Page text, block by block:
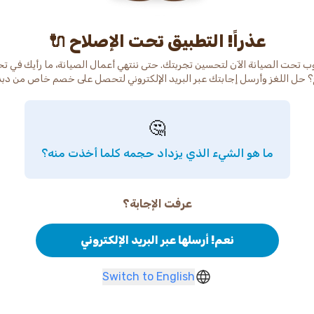
عذراً! التطبيق تحت الإصلاح 🔌
تحت الصيانة الآن لتحسين تجربتك. حتى ننتهي أعمال الصيانة، ما رأيك في
حل اللغز وأرسل إجابتك عبر البريد الإلكتروني لتحصل على خصم خاص من
🤔
ما هو الشيء الذي يزداد حجمه كلما أخذت منه؟
عرفت الإجابة؟
نعم! أرسلها عبر البريد الإلكتروني
Switch to English